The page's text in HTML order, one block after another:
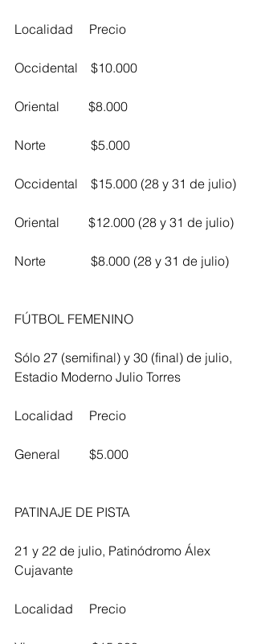
Localidad     Precio
Occidental    $10.000
Oriental         $8.000
Norte              $5.000
Occidental    $15.000 (28 y 31 de julio)
Oriental         $12.000 (28 y 31 de julio)
Norte              $8.000 (28 y 31 de julio)
FÚTBOL FEMENINO
Sólo 27 (semifinal) y 30 (final) de julio,
Estadio Moderno Julio Torres
Localidad     Precio
General         $5.000
PATINAJE DE PISTA
21 y 22 de julio, Patinódromo Álex
Cujavante
Localidad     Precio